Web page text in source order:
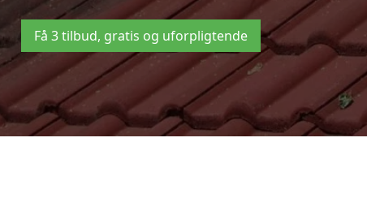
Få 3 tilbud, gratis og uforpligtende